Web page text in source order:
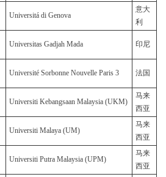
Universitá di Genova
意大
利
Universitas Gadjah Mada 印尼
Université Sorbonne Nouvelle Paris 3 法国
Universiti Kebangsaan Malaysia (UKM)
马来
西亚
Universiti Malaya (UM)
马来
西亚
Universiti Putra Malaysia (UPM)
马来
西亚